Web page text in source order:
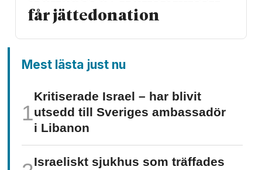
får jätte­donation
Mest lästa just nu
Kritiserade Israel – har blivit
utsedd till Sveriges ambassadör
i Libanon
Israeliskt sjukhus som träffades